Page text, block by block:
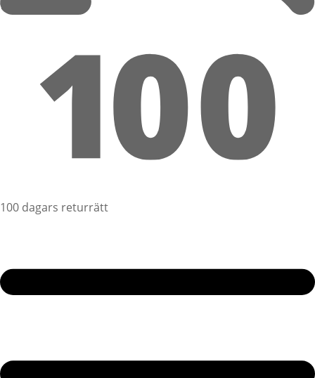
100 dagars returrätt